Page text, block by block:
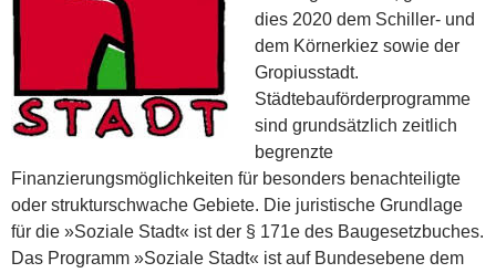
dies 2020 dem Schiller- und
dem Körnerkiez sowie der
Gropiusstadt.
Städtebauförderprogramme
sind grundsätzlich zeitlich
begrenzte
Finanzierungsmöglichkeiten für besonders benachteiligte
oder strukturschwache Gebiete. Die juristische Grundlage
für die »Soziale Stadt« ist der § 171e des Baugesetzbuches.
Das Programm »Soziale Stadt« ist auf Bundesebene dem